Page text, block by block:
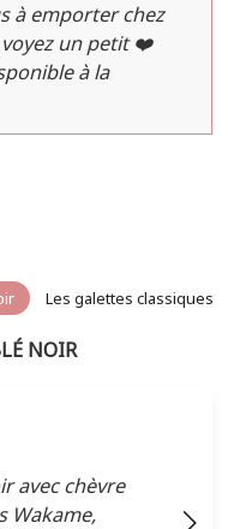
à emporter chez
un petit ❤️
à la
les galettes classiques
NOIR
avec chèvre
Wakame,